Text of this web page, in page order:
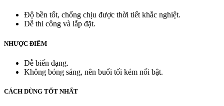
Độ bền tốt, chống chịu được thời tiết khắc nghiệt.
Dễ thi công và lắp đặt.
NHƯỢC ĐIỂM
Dễ biến dạng.
Không bóng sáng, nên buổi tối kém nổi bật.
CÁCH DÙNG TỐT NHẤT